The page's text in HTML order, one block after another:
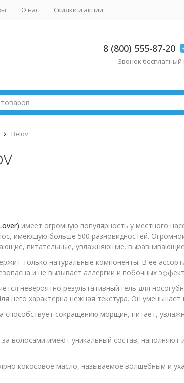
О нас Скидки и акции
8 (800) 555-87-20
Звонок бесплатный
Belov
имеет огромную популярность у местного
имеющую больше 500 разновидностей.
питательные, увлажняющие,
только натуральные компоненты. В ее
и не вызывает аллергии и побочных
невероятно результативный гель для
него характерна нежная текстура. Он
способствует сокращению морщин, питает,
за волосами имеют уникальный состав,
кокосовое масло, называемое волшебным и